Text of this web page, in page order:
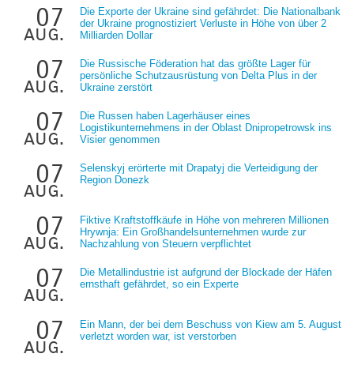
07
aug.
Die Exporte der Ukraine sind gefährdet: Die Nationalbank
der Ukraine prognostiziert Verluste in Höhe von über 2
Milliarden Dollar
07
aug.
Die Russische Föderation hat das größte Lager für
persönliche Schutzausrüstung von Delta Plus in der
Ukraine zerstört
07
aug.
Die Russen haben Lagerhäuser eines
Logistikunternehmens in der Oblast Dnipropetrowsk ins
Visier genommen
07
aug.
Selenskyj erörterte mit Drapatyj die Verteidigung der
Region Donezk
07
aug.
Fiktive Kraftstoffkäufe in Höhe von mehreren Millionen
Hrywnja: Ein Großhandelsunternehmen wurde zur
Nachzahlung von Steuern verpflichtet
07
aug.
Die Metallindustrie ist aufgrund der Blockade der Häfen
ernsthaft gefährdet, so ein Experte
07
aug.
Ein Mann, der bei dem Beschuss von Kiew am 5. August
verletzt worden war, ist verstorben